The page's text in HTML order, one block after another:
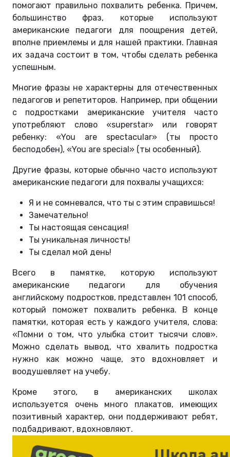
помогают правильно похвалить ребенка. Причем,
большинство фраз, которые используют
американские педагоги для поощрения детей,
вполне приемлемы и для нашей практики. Главная
их задача состоит в том, чтобы сделать ребенка
успешным.
Многие фразы не характерны для отечественных
педагогов и репетиторов. Например, при общении
с подростками американские учителя часто
употребляют слово «superstar» или говорят
ребенку: «You are spectacular» (ты просто
бесподобен), «You are special» (ты особенный).
Другие фразы, которые обычно часто используют
американские педагоги для похвалы учащихся:
Я и не сомневался, что ты с этим справишься!
Замечательно!
Ты настоящая сенсация!
Ты уникальная личность!
Ты сделал мой день!
Всего в памятке, которую используют
американские педагоги для обучения
английскому подростков, представлен 101 способ,
который поможет похвалить ребенка. В конце
памятки, которая есть у каждого учителя, слова:
«Помни о том, что улыбка стоит тысячи слов».
Можно сделать вывод, что хвалить подростка
нужно как можно чаще, это вдохновляет и
воодушевляет на учебу.
Кроме этого, в американских школах
используется очень много плакатов, имеющих
позитивный характер, они поддерживают ребят,
подбадривают, вдохновляют.